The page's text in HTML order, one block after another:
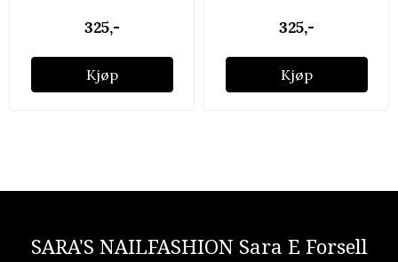
325,-
Kjøp
325,-
Kjøp
SARA'S NAILFASHION Sara E Forsell